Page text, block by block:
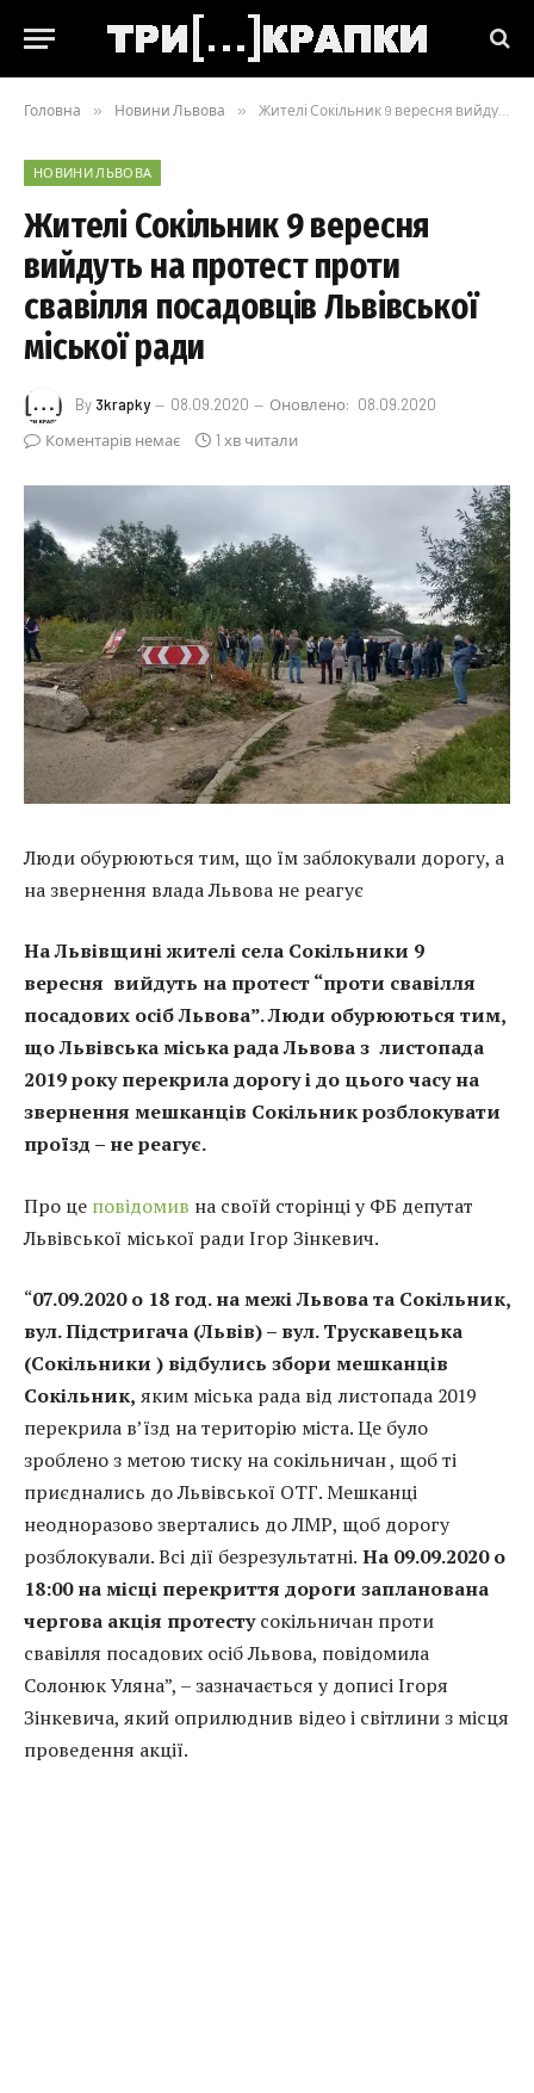
Головна » Новини Львова » Жителі Сокільник 9 вересня вийдуть на протест проти свавілля посадовців Львівської міської ради
НОВИНИ ЛЬВОВА
Жителі Сокільник 9 вересня
вийдуть на протест проти
свавілля посадовців Львівської
міської ради
By 3krapky 08.09.2020 Оновлено: 08.09.2020
Коментарів немає
1 хв читали
Люди обурюються тим, що їм заблокували дорогу, а
на звернення влада Львова не реагує
На Львівщині жителі села Сокільники 9
вересня вийдуть на протест “проти свавілля
посадових осіб Львова”. Люди обурюються тим,
що Львівська міська рада Львова з листопада
2019 року перекрила дорогу і до цього часу на
звернення мешканців Сокільник розблокувати
проїзд – не реагує.
Про це повідомив на своїй сторінці у ФБ депутат
Львівської міської ради Ігор Зінкевич.
“07.09.2020 о 18 год. на межі Львова та Сокільник,
вул. Підстригача (Львів) – вул. Трускавецька
(Сокільники ) відбулись збори мешканців
Сокільник, яким міська рада від листопада 2019
перекрила в’їзд на територію міста. Це було
зроблено з метою тиску на сокільничан , щоб ті
приєднались до Львівської ОТГ. Мешканці
неодноразово звертались до ЛМР, щоб дорогу
розблокували. Всі дії безрезультатні. На 09.09.2020 о
18:00 на місці перекриття дороги запланована
чергова акція протестусокільничан проти
свавілля посадових осіб Львова, повідомила
Солонюк Уляна”, – зазначається у дописі Ігоря
Зінкевича, який оприлюднив відео і світлини з місця
проведення акції.